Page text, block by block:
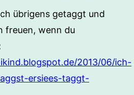
übrigens getaggt und
freuen, wenn du
2013/06/ich-
ersiees-taggt-